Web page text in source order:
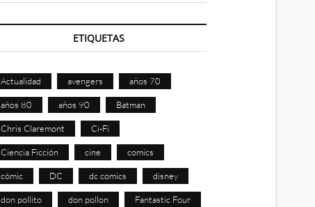
ETIQUETAS
Actualidad avengers años 70
años 80 años 90 Batman
Chris Claremont Ci-Fi
Ciencia Ficción cine comics
cómic DC dc comics disney
don pollito don pollon Fantastic Four